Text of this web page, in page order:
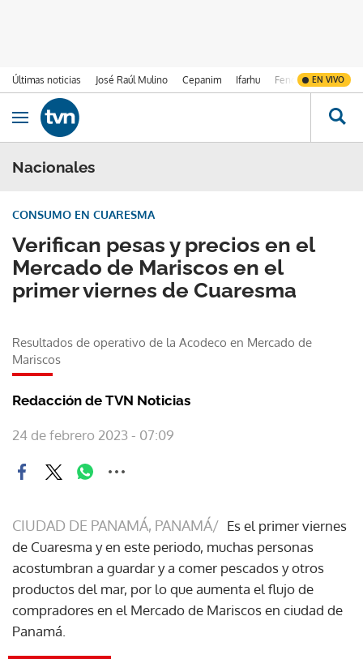
Últimas noticias José Raúl Mulino Cepanim Ifarhu Fenómeno de El
EN VIVO
Ir al contenido
Obrir navegació
Nacionales
Verifican pesas y precios en el
Mercado de Mariscos en el
primer viernes de Cuaresma
CONSUMO EN CUARESMA
Resultados de operativo de la Acodeco en Mercado de
Mariscos
Redacción de TVN Noticias
24 de febrero 2023 - 07:09
CIUDAD DE PANAMÁ, PANAMÁ/ Es el primer viernes
de Cuaresma y en este periodo, muchas personas
acostumbran a guardar y a comer pescados y otros
productos del mar, por lo que aumenta el flujo de
compradores en el Mercado de Mariscos en ciudad de
Panamá.